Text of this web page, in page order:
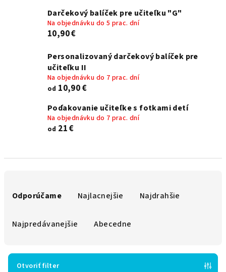
Darčekový balíček pre učiteľku "G"
Na objednávku do 5 prac. dní
10,90 €
Personalizovaný darčekový balíček pre
učiteľku II
Na objednávku do 7 prac. dní
od 10,90 €
Poďakovanie učiteľke s fotkami detí
Na objednávku do 7 prac. dní
od 21 €
Odporúčame Najlacnejšie Najdrahšie
Najpredávanejšie Abecedne
Otvoriť filter